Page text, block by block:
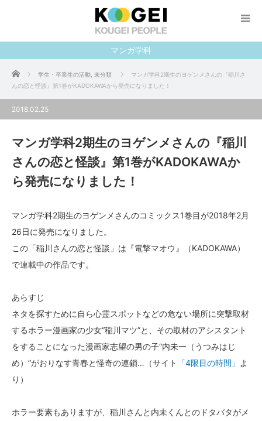
マンガ学科
ホーム 学生・卒業生の活動 未分類
マンガ学科2期生のヨゲンメさんの『稲川さ
んの恋と怪談』第1巻がKADOKAWAから発売になりました！
2018.02.25
マンガ学科2期生のヨゲンメさんの『稲川
さんの恋と怪談』第1巻がKADOKAWAか
ら発売になりました！
マンガ学科2期生のヨゲンメさんのコミックス1巻目が2018年2月
26日に発売になりました。
この「稲川さんの恋と怪談」は『電撃マオウ』（KADOKAWA）
で連載中の作品です。
あらすじ
ネタを探すために自ら心霊スポットなどの危ない場所に突撃取材
するホラー漫画家の少女“稲川マツ”と、その取材のアシスタント
をすることになった漫画家志望の男の子“内未一（うつみはじ
め）”がおりなす青春と怪奇の連鎖…（サイト
「4限目の時間」 よ
り）
ホラー要素もありますが、稲川さんと内未くんとのドタバタがメ